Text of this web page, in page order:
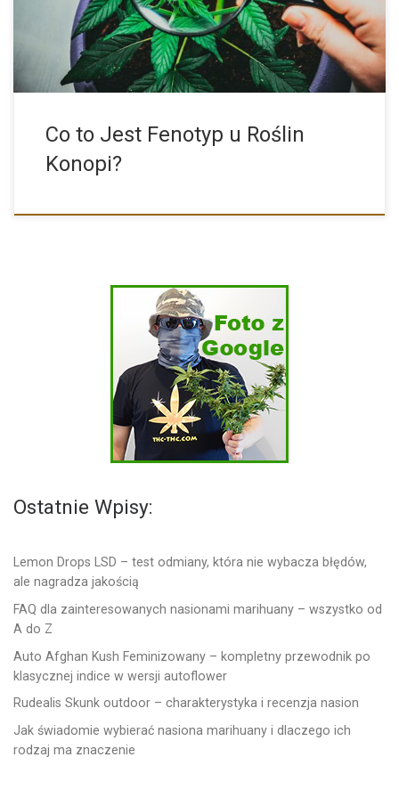
Co to Jest Fenotyp u Roślin
Konopi?
Ostatnie Wpisy:
Lemon Drops LSD – test odmiany, która nie wybacza błędów,
ale nagradza jakością
FAQ dla zainteresowanych nasionami marihuany – wszystko od
A do Z
Auto Afghan Kush Feminizowany – kompletny przewodnik po
klasycznej indice w wersji autoflower
Rudealis Skunk outdoor – charakterystyka i recenzja nasion
Jak świadomie wybierać nasiona marihuany i dlaczego ich
rodzaj ma znaczenie